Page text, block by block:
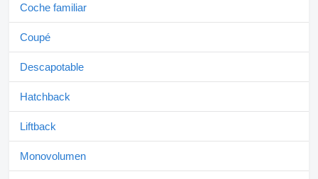
Coche familiar
Coupé
Descapotable
Hatchback
Liftback
Monovolumen